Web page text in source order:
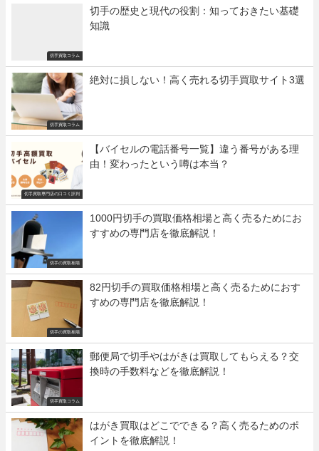
切手買取コラム
切手の歴史と現代の役割：知っておきたい基礎
知識
切手買取コラム
絶対に損しない！高く売れる切手買取サイト3選
切手買取専門店の口コミ評判
【バイセルの電話番号一覧】違う番号がある理
由！変わったという噂は本当？
切手の買取相場
1000円切手の買取価格相場と高く売るためにお
すすめの専門店を徹底解説！
切手の買取相場
82円切手の買取価格相場と高く売るためにおす
すめの専門店を徹底解説！
切手買取コラム
郵便局で切手やはがきは買取してもらえる？交
換時の手数料などを徹底解説！
はがき買取はどこでできる？高く売るためのポ
イントを徹底解説！